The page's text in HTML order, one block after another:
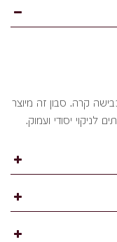
קרה. סבון זה מיוצר
לניקוי יסודי ועמוק.